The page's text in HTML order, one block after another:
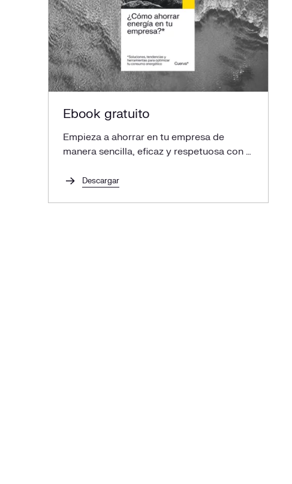
Tipos de seguidores solares y su impacto en el
rendimiento
Seguidores de 1 Eje
Seguidores de 2 Ejes
Ventajas: ¿vale la pena invertir en seguidores
Colocar seguidores solares en instalaciones
Ebook gratuito
Empieza a ahorrar en tu empresa de
manera sencilla, eficaz y respetuosa con el
Descargar